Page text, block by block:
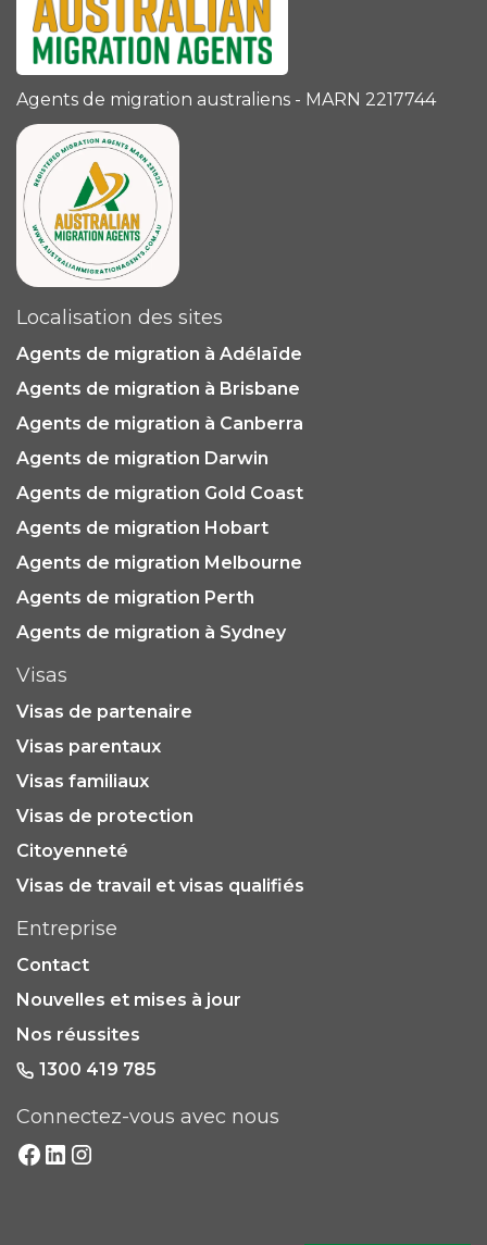
Agents de migration australiens - MARN 2217744
Localisation des sites
Agents de migration à Adélaïde
Agents de migration à Brisbane
Agents de migration à Canberra
Agents de migration Darwin
Agents de migration Gold Coast
Agents de migration Hobart
Agents de migration Melbourne
Agents de migration Perth
Agents de migration à Sydney
Entreprise
Contact
Nouvelles et mises à jour
Nos réussites
1300 419 785
Connectez-vous avec nous
Visas
Visas de partenaire
Visas parentaux
Visas familiaux
Visas de protection
Citoyenneté
Visas de travail et visas qualifiés